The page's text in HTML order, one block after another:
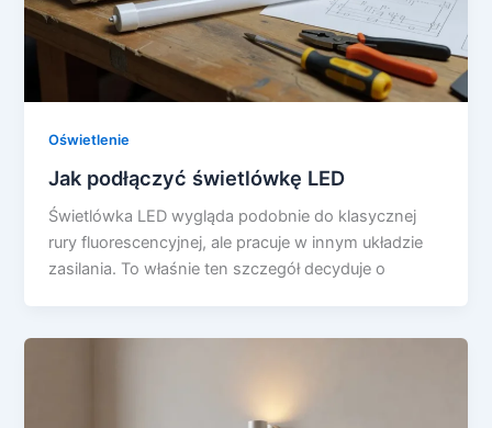
Oświetlenie
Jak podłączyć świetlówkę LED
Świetlówka LED wygląda podobnie do klasycznej
rury fluorescencyjnej, ale pracuje w innym układzie
zasilania. To właśnie ten szczegół decyduje o